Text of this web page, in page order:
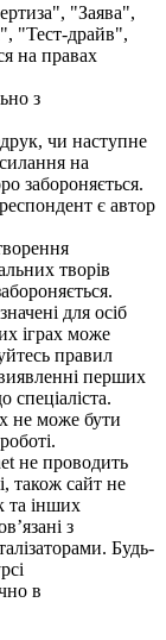
"Заява",
"Тест-драйв",
на правах
з
чи наступне
на
забороняється.
є автор
творів
для осіб
іграх може
правил
перших
спеціаліста.
не може бути
не проводить
також сайт не
та інших
з
Будь-
в